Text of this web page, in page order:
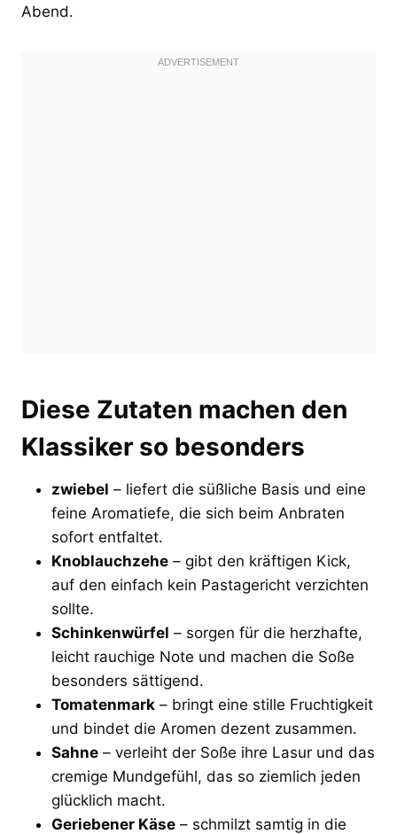
Abend.
Diese Zutaten machen den
Klassiker so besonders
zwiebel – liefert die süßliche Basis und eine
feine Aromatiefe, die sich beim Anbraten
sofort entfaltet.
Knoblauchzehe – gibt den kräftigen Kick,
auf den einfach kein Pastagericht verzichten
sollte.
Schinkenwürfel – sorgen für die herzhafte,
leicht rauchige Note und machen die Soße
besonders sättigend.
Tomatenmark – bringt eine stille Fruchtigkeit
und bindet die Aromen dezent zusammen.
Sahne – verleiht der Soße ihre Lasur und das
cremige Mundgefühl, das so ziemlich jeden
glücklich macht.
Geriebener Käse – schmilzt samtig in die